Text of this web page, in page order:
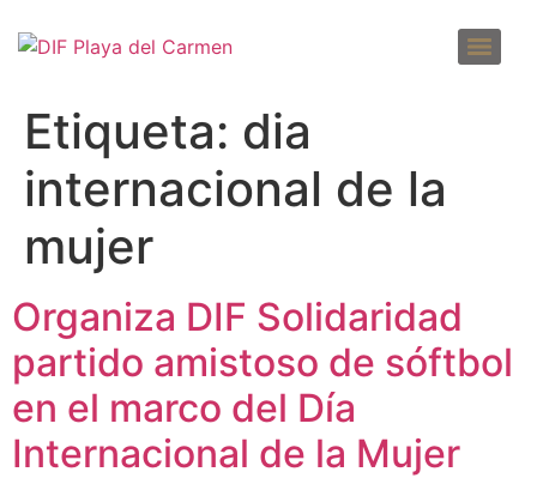
Etiqueta: dia
internacional de la
mujer
Organiza DIF Solidaridad
partido amistoso de sóftbol
en el marco del Día
Internacional de la Mujer